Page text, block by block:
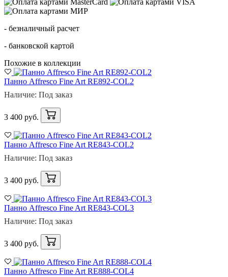
- безналичный расчет
- банковской картой
Похожие в коллекции
Панно Affresco Fine Art RE892-COL2
Наличие: Под заказ
3 400 руб.
Панно Affresco Fine Art RE843-COL2
Наличие: Под заказ
3 400 руб.
Панно Affresco Fine Art RE843-COL3
Наличие: Под заказ
3 400 руб.
Панно Affresco Fine Art RE888-COL4